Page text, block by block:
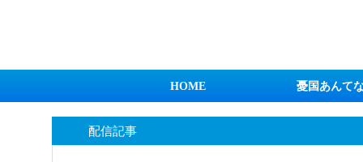
HOME 憂国あんて
配信記事